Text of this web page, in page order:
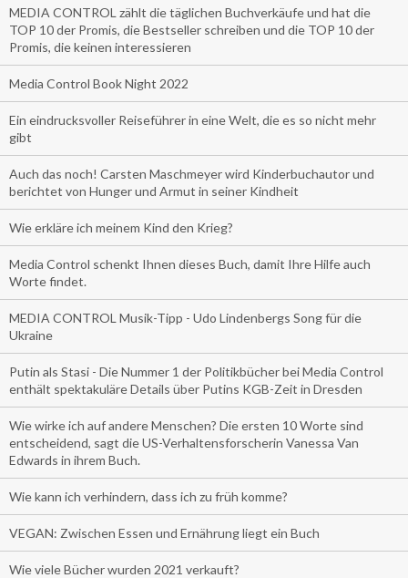
MEDIA CONTROL zählt die täglichen Buchverkäufe und hat die
TOP 10 der Promis, die Bestseller schreiben und die TOP 10 der
Promis, die keinen interessieren
Media Control Book Night 2022
Ein eindrucksvoller Reiseführer in eine Welt, die es so nicht mehr
gibt
Auch das noch! Carsten Maschmeyer wird Kinderbuchautor und
berichtet von Hunger und Armut in seiner Kindheit
Wie erkläre ich meinem Kind den Krieg?
Media Control schenkt Ihnen dieses Buch, damit Ihre Hilfe auch
Worte findet.
MEDIA CONTROL Musik-Tipp - Udo Lindenbergs Song für die
Ukraine
Putin als Stasi - Die Nummer 1 der Politikbücher bei Media Control
enthält spektakuläre Details über Putins KGB-Zeit in Dresden
Wie wirke ich auf andere Menschen? Die ersten 10 Worte sind
entscheidend, sagt die US-Verhaltensforscherin Vanessa Van
Edwards in ihrem Buch.
Wie kann ich verhindern, dass ich zu früh komme?
VEGAN: Zwischen Essen und Ernährung liegt ein Buch
Wie viele Bücher wurden 2021 verkauft?